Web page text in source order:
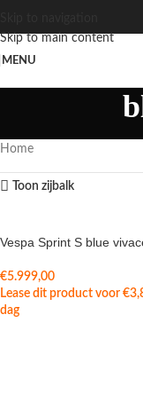
Skip to main content
MENU
Home
Toon zijbalk
Vespa Sprint S blue
€5.999,00
Lease dit product voor €
dag